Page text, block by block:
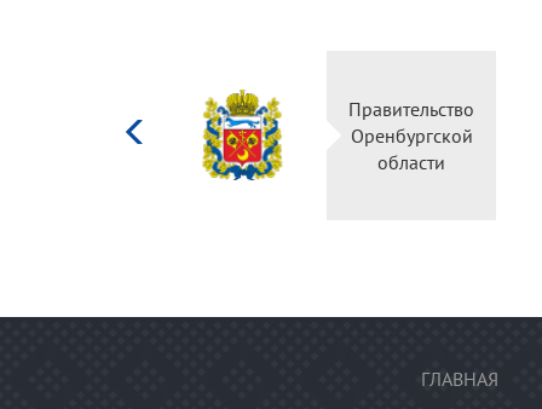
Правительство
Оренбургской
области
ГЛАВНАЯ